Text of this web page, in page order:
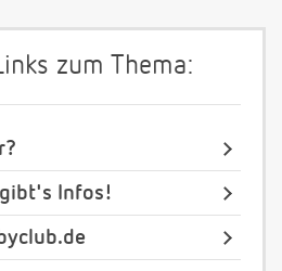
zum Thema:
Infos!